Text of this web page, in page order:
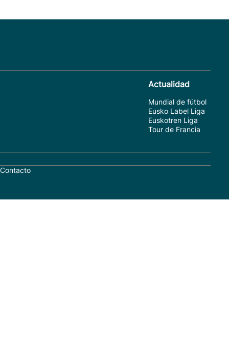
Actualidad
Mundial de fútbol
Eusko Label Liga
Euskotren Liga
Tour de Francia
Contacto